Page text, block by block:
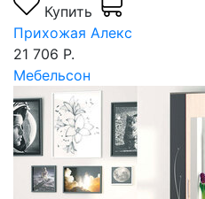
Купить
Прихожая Алекс
21 706 Р.
Мебельсон